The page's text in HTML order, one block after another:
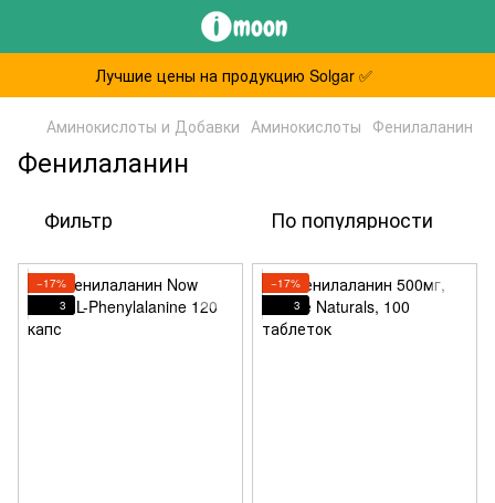
Лучшие цены на продукцию Solgar ✅
Аминокислоты и Добавки Аминокислоты Фенилаланин
Фенилаланин
Фильтр По популярности
−17%
3
−17%
3